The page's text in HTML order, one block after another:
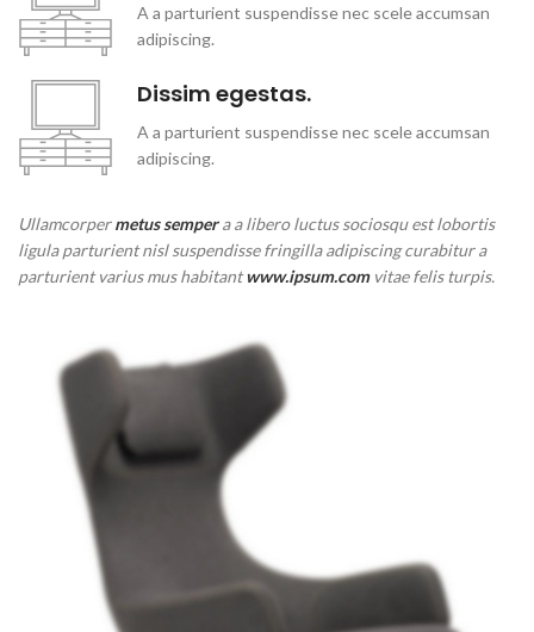
A a parturient suspendisse nec scele accumsan
adipiscing.
Dissim egestas.
A a parturient suspendisse nec scele accumsan
adipiscing.
Ullamcorpermetus sempera a libero luctus sociosqu est lobortis
ligula parturient nisl suspendisse fringilla adipiscing curabitur a
parturient varius mus habitantwww.ipsum.comvitae felis turpis.